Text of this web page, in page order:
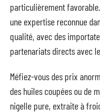
particulièrement
une expertise reconnue
qualité, avec des
partenariats directs avec
Méfiez-vous des prix
des huiles coupées ou de
nigelle pure, extraite à